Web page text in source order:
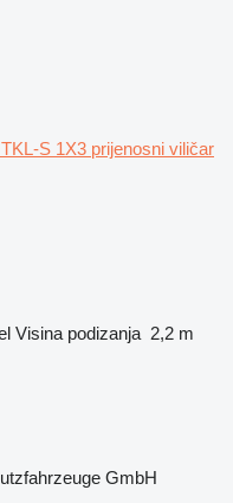
S 1X3 prijenosni viličar
Visina podizanja 2,2 m
GmbH